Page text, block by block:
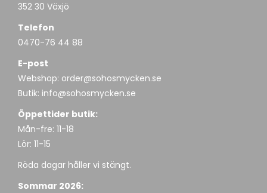
352 30 Växjö
Telefon
0470-76 44 88
E-post
Webshop: order@sohosmycken.se
Butik: info@sohosmycken.se
Öppettider butik:
Mån-fre: 11-18
Lör: 11-15
Röda dagar håller vi stängt.
Sommar 2026: